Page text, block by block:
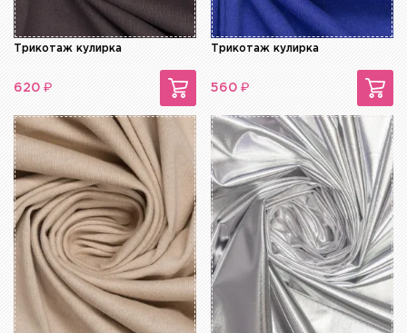
Трикотаж кулирка
620 ₽
Трикотаж кулирка
560 ₽